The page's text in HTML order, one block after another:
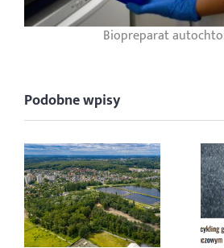
Biopreparat
Podobne wpisy